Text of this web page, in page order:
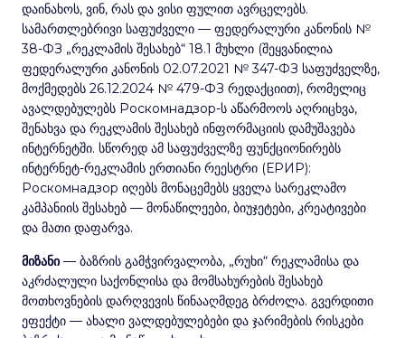
დაინახოს, ვინ, რას და ვისი ფულით ავრცელებს.
სამართლებრივი საფუძველი — ფედერალური კანონის №
38-ФЗ „რეკლამის შესახებ“ 18.1 მუხლი (შეყვანილია
ფედერალური კანონის 02.07.2021 № 347-ФЗ საფუძველზე,
მოქმედებს 26.12.2024 № 479-ФЗ რედაქციით), რომელიც
ავალდებულებს Роскомнадзор-ს აწარმოოს აღრიცხვა,
შენახვა და რეკლამის შესახებ ინფორმაციის დამუშავება
ინტერნეტში. სწორედ ამ საფუძველზე ფუნქციონირებს
ინტერნეტ-რეკლამის ერთიანი რეესტრი (ЕРИР):
Роскомнадзор იღებს მონაცემებს ყველა სარეკლამო
კამპანიის შესახებ — მონაწილეები, ბიუჯეტები, კრეატივები
და მათი დაფარვა.
მიზანი — ბაზრის გამჭვირვალობა, „რუხი“ რეკლამისა და
აკრძალული საქონლისა და მომსახურების შესახებ
მოთხოვნების დარღვევის წინააღმდეგ ბრძოლა. გვერდითი
ეფექტი — ახალი ვალდებულებები და ჯარიმების რისკები